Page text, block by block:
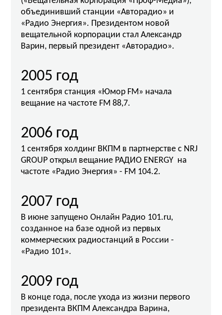
объединивший станции «Авторадио» и
«Радио Энергия». Президентом новой
вещательной корпорации стал Александр
Варин, первый президент «Авторадио».
2005 год
1 сентября станция «Юмор FM» начала
вещание на частоте FM 88,7.
2006 год
1 сентября холдинг ВКПМ в партнерстве с NRJ
GROUP открыл вещание РАДИО ENERGY на
частоте «Радио Энергия» - FM 104.2.
2007 год
В июне запущено Онлайн Радио 101.ru,
созданное на базе одной из первых
коммерческих радиостанций в России -
«Радио 101».
2009 год
В конце года, после ухода из жизни первого
президента ВКПМ Александра Варина,